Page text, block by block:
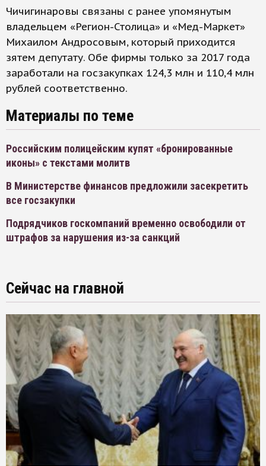
Чичигинаровы связаны с ранее упомянутым
владельцем «Регион-Столица» и «Мед-Маркет»
Михаилом Андросовым, который приходится
зятем депутату. Обе фирмы только за 2017 года
заработали на госзакупках 124,3 млн и 110,4 млн
рублей соответственно.
Материалы по теме
Российским полицейским купят «бронированные
иконы» с текстами молитв
В Министерстве финансов предложили засекретить
все госзакупки
Подрядчиков госкомпаний временно освободили от
штрафов за нарушения из-за санкций
Сейчас на главной